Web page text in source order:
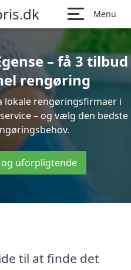
Menu
– få 3 tilbud
rengøring
lokale rengøringsfirmaer i
– og vælg den bedste
uforpligtende
til at finde det